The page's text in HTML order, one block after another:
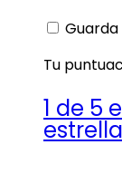
Tu
1 de 5